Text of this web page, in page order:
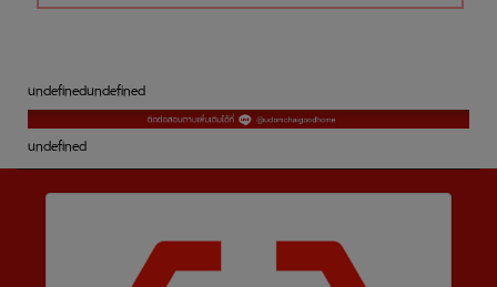
undefinedundefined
undefined